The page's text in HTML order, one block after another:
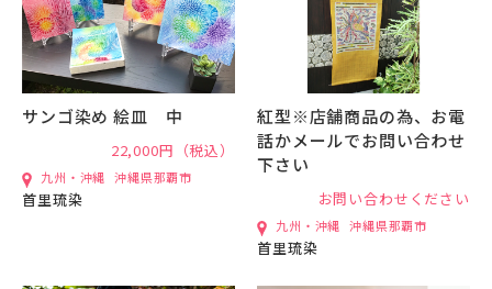
サンゴ染め 絵皿 中
22,000円（税込）
九州・沖縄 沖縄県那覇市
首里琉染
紅型※店舗商品の為、お電
話かメールでお問い合わせ
下さい
お問い合わせください
九州・沖縄 沖縄県那覇市
首里琉染